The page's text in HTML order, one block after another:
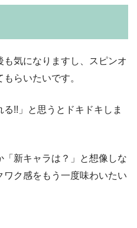
気になりますし、スピンオ
らいたいです。
る!!」と思うとドキドキしま
「新キャラは？」と想像しな
ク感をもう一度味わいたい